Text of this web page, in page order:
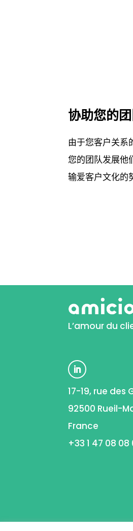
协助您的
由于您客户关系
您的团队发展他
输爱客户文化的
L’amour du
17-19, rue des
92500 Rueil-
France
+33 1 47 08 08